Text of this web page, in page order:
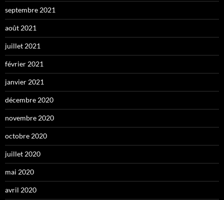
septembre 2021
août 2021
juillet 2021
février 2021
janvier 2021
décembre 2020
novembre 2020
octobre 2020
juillet 2020
mai 2020
avril 2020